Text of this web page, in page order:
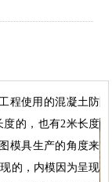
程使用的混凝土防
的，也有2米长度
模具生产的角度来
的，内模因为呈现